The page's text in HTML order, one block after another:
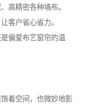
高精密各种墙布。
客户省心省力。
偏爱布艺窗帘的温
着空间，也微妙地影